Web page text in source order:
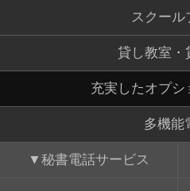
スクール
貸し教室・
充実したオプシ
多機能
秘書電話サービス